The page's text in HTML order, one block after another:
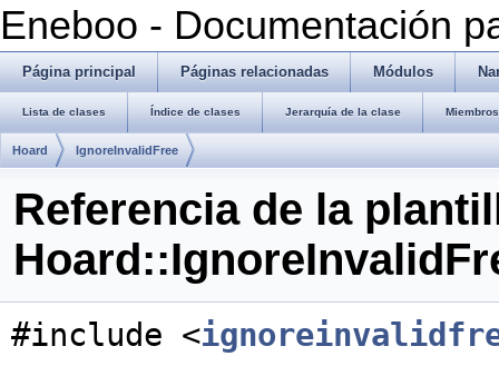
Eneboo - Documentación
Página principal Páginas relacionadas Módulos
Lista de clases Índice de clases Jerarquía de la clase
Hoard IgnoreInvalidFree
Referencia de la
#include <